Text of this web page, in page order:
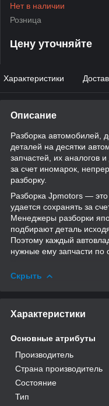
Нет в наличии
Розница
Цену уточняйте
Характеристики
Описание
Разборка автомобилей,
деталей на десятки
запчастей, их аналогов
за счет иномарок,
разборку.
Разборка Jpmotors —
удается сохранять за
Менеджеры разборки
подбирают деталь
Поэтому каждый
нужные ему запчасти по
Скрыть
Характеристики
Основные атрибуты
Производитель
Страна производитель
Состояние
Тип